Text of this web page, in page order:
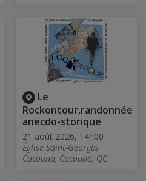
Le
Rockontour,randonnée
anecdo-storique
21 août 2026, 14h00
Église Saint-Georges
Cacouna, Cacouna, QC